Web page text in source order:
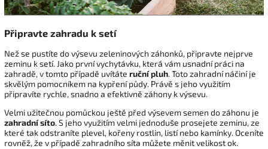
Připravte zahradu k setí
Než se pustíte do výsevu zeleninových záhonků, připravte nejprve
zeminu k setí. Jako první vychytávku, která vám usnadní práci na
zahradě, v tomto případě uvítáte ruční pluh. Toto zahradní náčiní je
skvělým pomocníkem na kypření půdy. Právě s jeho využitím
připravíte rychle, snadno a efektivně záhony k výsevu.
Velmi užitečnou pomůckou ještě před výsevem semen do záhonu je
zahradní síto. S jeho využitím velmi jednoduše prosejete zeminu, ze
které tak odstraníte plevel, kořeny rostlin, listí nebo kamínky. Oceníte
rovněž, že v případě zahradního síta můžete měnit velikost ok.